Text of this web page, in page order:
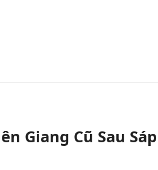
Giang Cũ Sau